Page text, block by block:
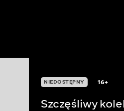
NIEDOSTĘPNY 16+
Szczęśliwy